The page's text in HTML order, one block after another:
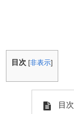
目次 [非表示]
目次